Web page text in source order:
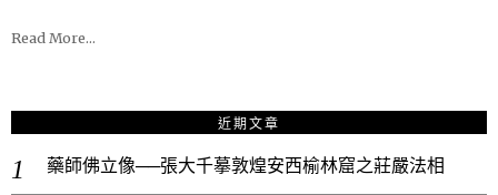
Read More…
近期文章
藥師佛立像──張大千摹敦煌安西榆林窟之莊嚴法相